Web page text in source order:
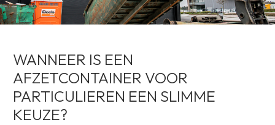
WANNEER IS EEN
AFZETCONTAINER VOOR
PARTICULIEREN EEN SLIMME
KEUZE?